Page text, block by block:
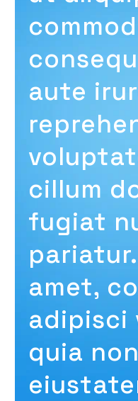
aute
cillum
fugiat
amet,
adipisci
quia